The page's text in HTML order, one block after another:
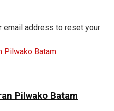
Pilwako Batam
email address to reset your